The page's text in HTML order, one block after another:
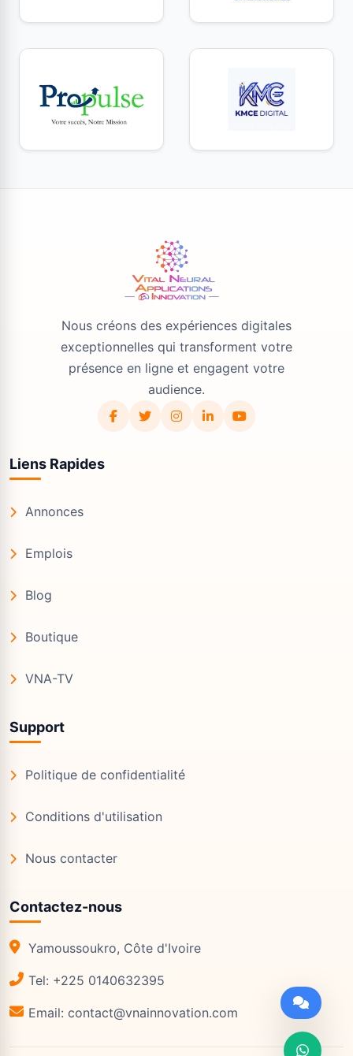
Nous créons des expériences digitales
exceptionnelles qui transforment votre
présence en ligne et engagent votre
audience.
Liens Rapides
Annonces
Emplois
Blog
Boutique
VNA-TV
Support
Politique de confidentialité
Conditions d'utilisation
Nous contacter
Contactez-nous
Yamoussoukro, Côte d'Ivoire
Tel: +225 0140632395
Email: contact@vnainnovation.com